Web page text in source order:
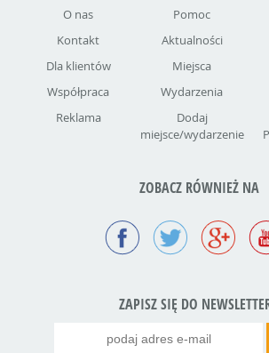
O nas
Kontakt
Dla klientów
Współpraca
Reklama
Pomoc
Aktualności
Miejsca
Wydarzenia
Dodaj
miejsce/wydarzenie
ZOBACZ RÓWNIEŻ NA
ZAPISZ SIĘ DO